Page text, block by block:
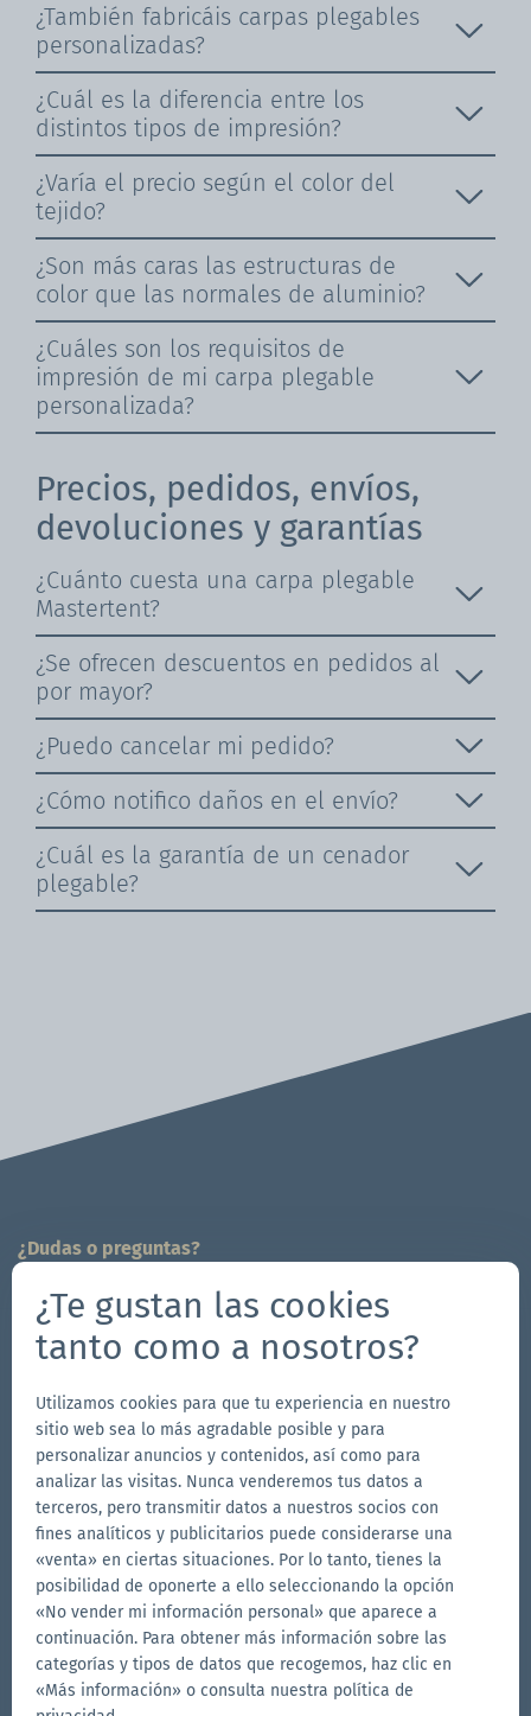
¿También fabricáis carpas plegables
personalizadas?
¿Cuál es la diferencia entre los
distintos tipos de impresión?
¿Varía el precio según el color del
tejido?
¿Son más caras las estructuras de
color que las normales de aluminio?
¿Cuáles son los requisitos de
impresión de mi carpa plegable
personalizada?
Precios, pedidos, envíos,
devoluciones y garantías
¿Cuánto cuesta una carpa plegable
Mastertent?
¿Se ofrecen descuentos en pedidos al
por mayor?
¿Puedo cancelar mi pedido?
¿Cómo notifico daños en el envío?
¿Cuál es la garantía de un cenador
plegable?
¿Dudas o preguntas?
704-312-1600
info.es@zingerle.group
Follow us
página
de
Facebook
Ir
a
página
de
Instagram
Síguenos
en
YouTube
Ir
a
la
página
de
LinkedIn
Otras marcas de Zingerle Group
Ir
al
sitio
web
Ir
al
sitio
web
de
Ir
al
¿Te gustan las cookies
tanto como a nosotros?
Utilizamos cookies para que tu experiencia en nuestro
sitio web sea lo más agradable posible y para
personalizar anuncios y contenidos, así como para
analizar las visitas. Nunca venderemos tus datos a
terceros, pero transmitir datos a nuestros socios con
fines analíticos y publicitarios puede considerarse una
«venta» en ciertas situaciones. Por lo tanto, tienes la
posibilidad de oponerte a ello seleccionando la opción
«No vender mi información personal» que aparece a
continuación. Para obtener más información sobre las
categorías y tipos de datos que recogemos, haz clic en
«Más información» o consulta nuestra política de